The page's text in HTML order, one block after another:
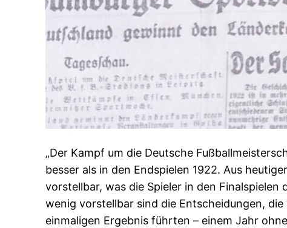
„Der Kampf um die Deutsche
besser als in den Endspielen 1922. Aus
vorstellbar, was die Spieler in den Finalspielen
wenig vorstellbar sind die Entscheidungen, die
einmaligen Ergebnis führten – einem Jahr